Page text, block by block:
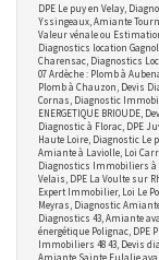
DPE Le puy en Velay,
Yssingeaux, Amiante
Valeur vénale ou
Diagnostics location
Charensac, Diagnostics
07 Ardèche : Plomb à
Plomb à Chauzon, Devis
Cornas, Diagnostic
ENERGETIQUE
Diagnostic à Florac, DPE
Haute Loire, Diagnostic Le
Amiante à Laviolle, Loi
Diagnostics Immobiliers à
Velais, DPE La Voulte sur
Expert Immobilier, Loi Le
Meyras, Diagnostic
Diagnostics 43, Amiante
énergétique Polignac, DPE
Immobiliers 48 43, Devis
Amiante Sainte Eulalie